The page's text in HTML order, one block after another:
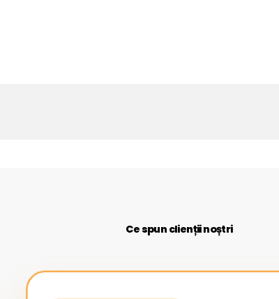
Ce spun clienții noștri